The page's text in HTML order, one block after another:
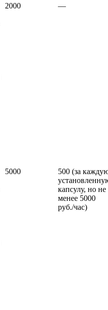
2000 —
5000
500 (за
капсулу, но не
менее 5000
руб./час)